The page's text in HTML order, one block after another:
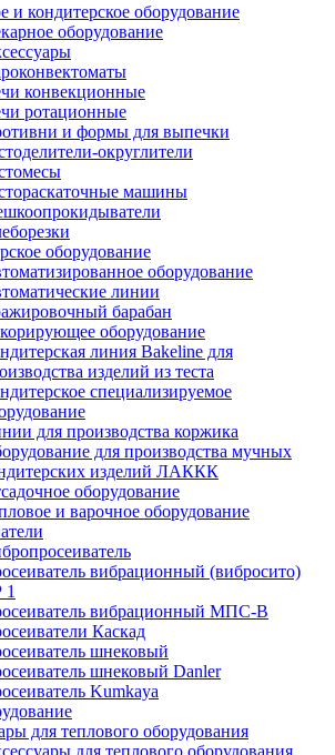
и кондитерское оборудование
оборудование
конвекционные
ротационные
и формы для выпечки
округлители
машины
оборудование
оборудование
линии
барабан
оборудование
линия Bakeline для
изделий из теста
специализируемое
для производства коржика
для производства мучных
изделий ЛАККК
оборудование
и варочное оборудование
вибрационный (вибросито)
1
вибрационный МПС-В
Каскад
шнековый
шнековый Danler
Kumkaya
для теплового оборудования
для теплового оборудования